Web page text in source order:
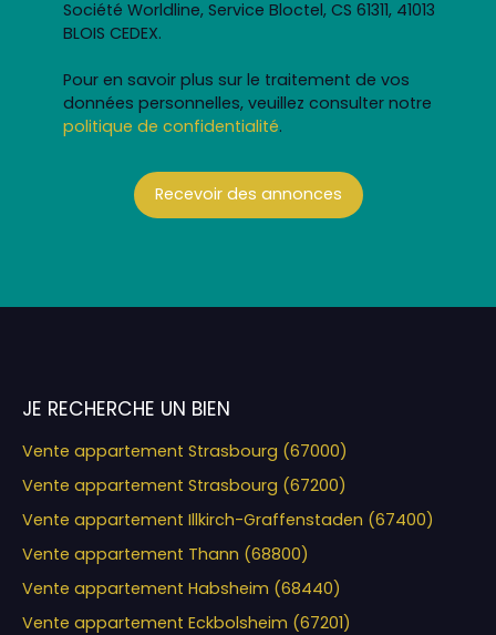
Société Worldline, Service Bloctel, CS 61311, 41013
BLOIS CEDEX.
Pour en savoir plus sur le traitement de vos
données personnelles, veuillez consulter notre
politique de confidentialité.
Recevoir des annonces
JE RECHERCHE UN BIEN
Vente appartement Strasbourg (67000)
Vente appartement Strasbourg (67200)
Vente appartement Illkirch-Graffenstaden (67400)
Vente appartement Thann (68800)
Vente appartement Habsheim (68440)
Vente appartement Eckbolsheim (67201)